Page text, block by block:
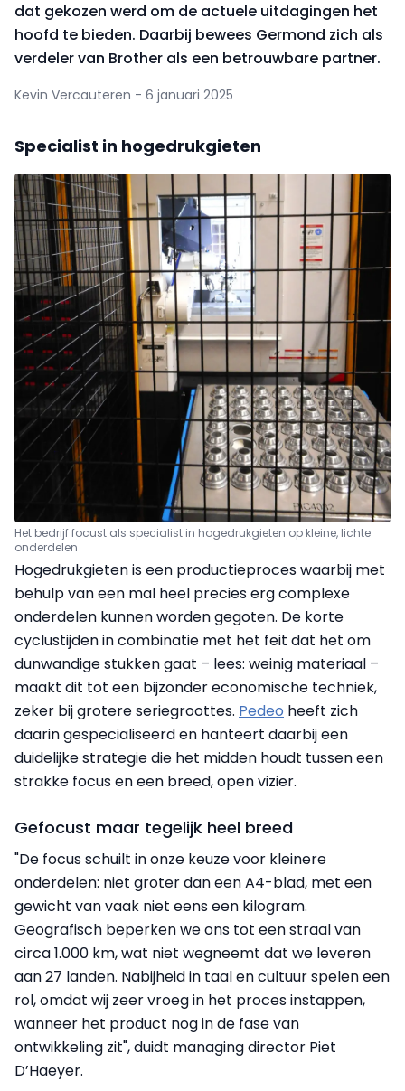
dat gekozen werd om de actuele uitdagingen het
hoofd te bieden. Daarbij bewees Germond zich als
verdeler van Brother als een betrouwbare partner.
Kevin Vercauteren - 6 januari 2025
Specialist in hogedrukgieten
Het bedrijf focust als specialist in hogedrukgieten op kleine, lichte
onderdelen
Hogedrukgieten is een productieproces waarbij met
behulp van een mal heel precies erg complexe
onderdelen kunnen worden gegoten. De korte
cyclustijden in combinatie met het feit dat het om
dunwandige stukken gaat – lees: weinig materiaal –
maakt dit tot een bijzonder economische techniek,
zeker bij grotere seriegroottes. Pedeo heeft zich
daarin gespecialiseerd en hanteert daarbij een
duidelijke strategie die het midden houdt tussen een
strakke focus en een breed, open vizier.
Gefocust maar tegelijk heel breed
"De focus schuilt in onze keuze voor kleinere
onderdelen: niet groter dan een A4-blad, met een
gewicht van vaak niet eens een kilogram.
Geografisch beperken we ons tot een straal van
circa 1.000 km, wat niet wegneemt dat we leveren
aan 27 landen. Nabijheid in taal en cultuur spelen een
rol, omdat wij zeer vroeg in het proces instappen,
wanneer het product nog in de fase van
ontwikkeling zit", duidt managing director Piet
D’Haeyer.